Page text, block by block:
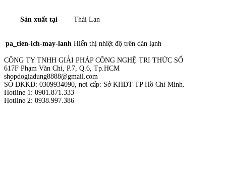
Sản xuất tại Thái Lan
pa_tien-ich-may-lanh Hiển thị nhiệt độ trên dàn lạnh
CÔNG TY TNHH GIẢI PHÁP CÔNG NGHỆ TRI THỨC SỐ
617F Phạm Văn Chí, P.7, Q.6, Tp.HCM
shopdogiadung8888@gmail.com
SỐ ĐKKD: 0309934090, nơi cấp: Sở KHĐT TP Hồ Chí Minh.
Hotline 1: 0901.871.333
Hotline 2: 0938.997.386